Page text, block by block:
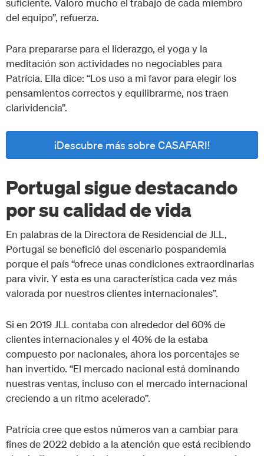
suficiente. Valoro mucho el trabajo de cada miembro
del equipo”, refuerza.
Para prepararse para el liderazgo, el yoga y la
meditación son actividades no negociables para
Patrícia. Ella dice: “Los uso a mi favor para elegir los
pensamientos correctos y equilibrarme, nos traen
clarividencia”.
¡Descubre más sobre CASAFARI!
Portugal sigue destacando
por su calidad de vida
En palabras de la Directora de Residencial de JLL,
Portugal se benefició del escenario pospandemia
porque el país “ofrece unas condiciones extraordinarias
para vivir. Y esta es una característica cada vez más
valorada por nuestros clientes internacionales”.
Si en 2019 JLL contaba con alrededor del 60% de
clientes internacionales y el 40% de la estaba
compuesto por nacionales, ahora los porcentajes se
han invertido. “El mercado nacional está dominando
nuestras ventas, incluso con el mercado internacional
creciendo a un ritmo acelerado”.
Patrícia cree que estos números van a cambiar para
fines de 2022 debido a la atención que está recibiendo